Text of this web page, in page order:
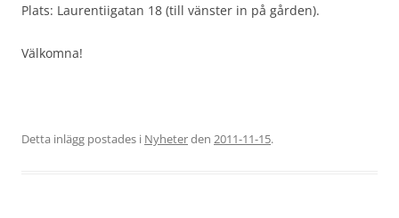
Plats: Laurentiigatan 18 (till vänster in på gården).
Välkomna!
Detta inlägg postades i Nyheterden 2011-11-15.